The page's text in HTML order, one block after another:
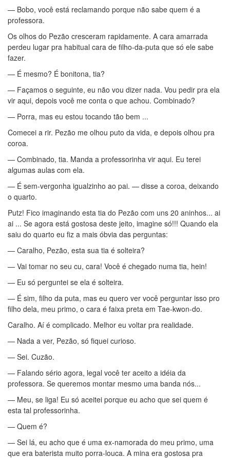
— Bobo, você está reclamando porque não sabe quem é a
professora.
Os olhos do Pezão cresceram rapidamente. A cara amarrada
perdeu lugar pra habitual cara de filho-da-puta que só ele sabe
fazer.
— É mesmo? É bonitona, tia?
— Façamos o seguinte, eu não vou dizer nada. Vou pedir pra ela
vir aqui, depois você me conta o que achou. Combinado?
— Porra, mas eu estou tocando tão bem ...
Comecei a rir. Pezão me olhou puto da vida, e depois olhou pra
coroa.
— Combinado, tia. Manda a professorinha vir aqui. Eu terei
algumas aulas com ela.
— É sem-vergonha igualzinho ao pai. — disse a coroa, deixando
o quarto.
Putz! Fico imaginando esta tia do Pezão com uns 20 aninhos... ai
ai ... Se agora está gostosa deste jeito, imagine só!!! Quando ela
saiu do quarto eu fiz a mais óbvia das perguntas:
— Caralho, Pezão, esta sua tia é solteira?
— Vai tomar no seu cu, cara! Você é chegado numa tia, hein!
— Eu só perguntei se ela é solteira.
— É sim, filho da puta, mas eu quero ver você perguntar isso pro
filho dela, meu primo, o cara é faixa preta em Tae-kwon-do.
Caralho. Aí é complicado. Melhor eu voltar pra realidade.
— Nada a ver, Pezão, só fiquei curioso.
— Sei. Cuzão.
— Falando sério agora, legal você ter aceito a idéia da
professora. Se queremos montar mesmo uma banda nós...
— Meu, se liga! Eu só aceitei porque eu acho que sei quem é
esta tal professorinha.
— Quem é?
— Sei lá, eu acho que é uma ex-namorada do meu primo, uma
que era baterista muito porra-louca. A mina era gostosa pra